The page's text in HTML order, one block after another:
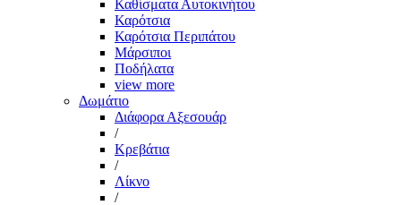
Καθίσματα Αυτοκινήτου
Καρότσια
Καρότσια Περιπάτου
Μάρσιποι
Ποδήλατα
view more
Δωμάτιο
Διάφορα Αξεσουάρ
/
Κρεβάτια
/
Λίκνο
/